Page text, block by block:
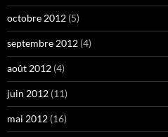
octobre 2012 (5)
septembre 2012 (4)
août 2012 (4)
juin 2012 (11)
mai 2012 (16)